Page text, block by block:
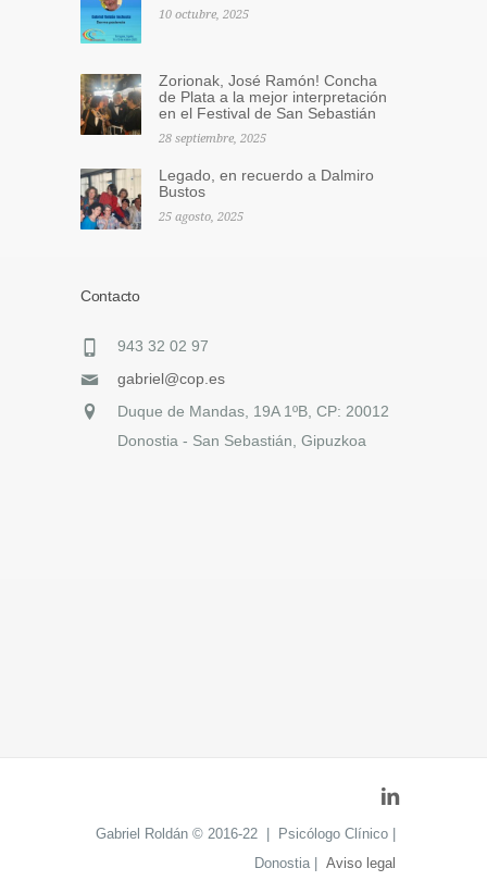
10 octubre, 2025
Zorionak, José Ramón! Concha
de Plata a la mejor interpretación
en el Festival de San Sebastián
28 septiembre, 2025
Legado, en recuerdo a Dalmiro
Bustos
25 agosto, 2025
Contacto
943 32 02 97
gabriel@cop.es
Duque de Mandas, 19A 1ºB, CP: 20012
Donostia - San Sebastián, Gipuzkoa
Gabriel Roldán © 2016-22 | Psicólogo Clínico |
Donostia | Aviso legal